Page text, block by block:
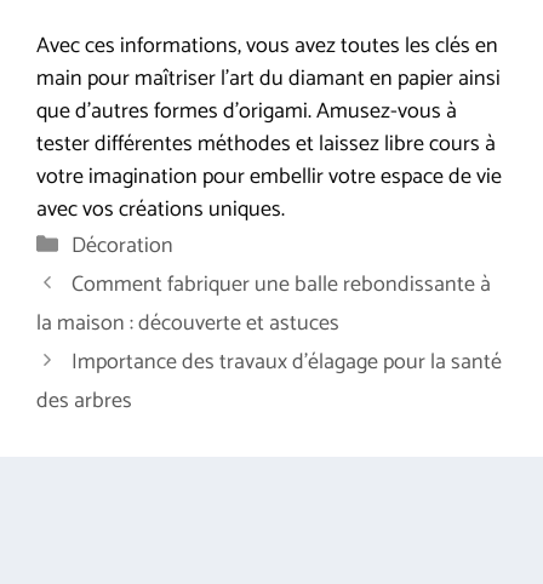
Avec ces informations, vous avez toutes les clés en
main pour maîtriser l’art du diamant en papier ainsi
que d’autres formes d’origami. Amusez-vous à
tester différentes méthodes et laissez libre cours à
votre imagination pour embellir votre espace de vie
avec vos créations uniques.
Catégories
Décoration
Comment fabriquer une balle rebondissante à
la maison : découverte et astuces
Importance des travaux d’élagage pour la santé
des arbres